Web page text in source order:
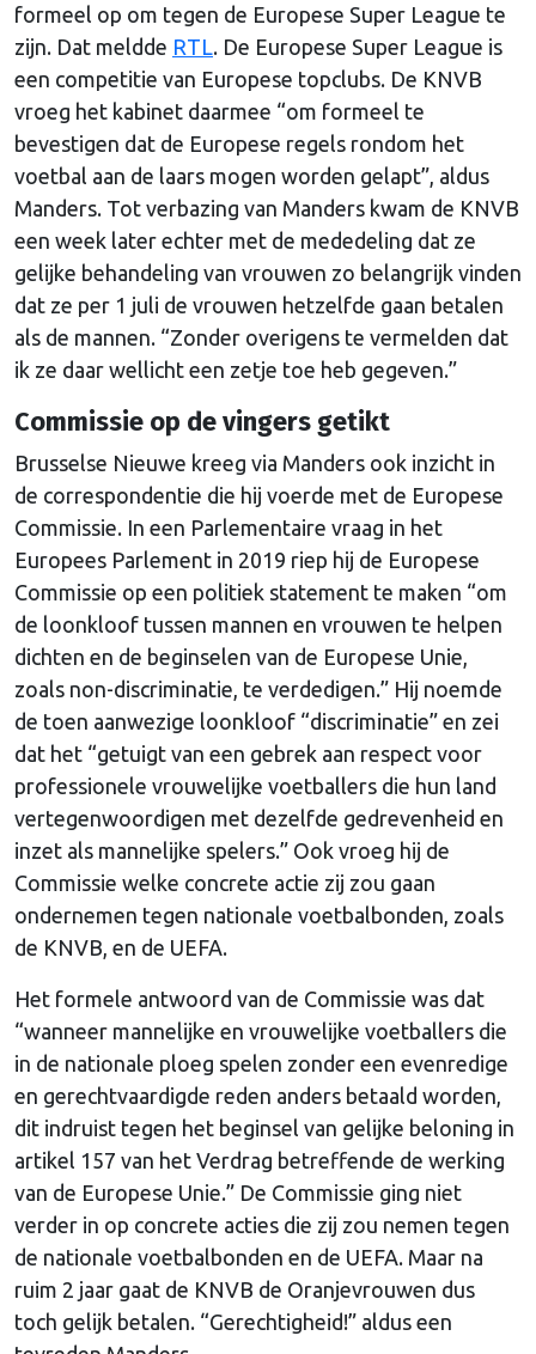
formeel op om tegen de Europese Super League te
zijn. Dat meldde RTL . De Europese Super League is
een competitie van Europese topclubs. De KNVB
vroeg het kabinet daarmee “om formeel te
bevestigen dat de Europese regels rondom het
voetbal aan de laars mogen worden gelapt”, aldus
Manders. Tot verbazing van Manders kwam de KNVB
een week later echter met de mededeling dat ze
gelijke behandeling van vrouwen zo belangrijk vinden
dat ze per 1 juli de vrouwen hetzelfde gaan betalen
als de mannen. “Zonder overigens te vermelden dat
ik ze daar wellicht een zetje toe heb gegeven.”
Commissie op de vingers getikt
Brusselse Nieuwe kreeg via Manders ook inzicht in
de correspondentie die hij voerde met de Europese
Commissie. In een Parlementaire vraag in het
Europees Parlement in 2019 riep hij de Europese
Commissie op een politiek statement te maken “om
de loonkloof tussen mannen en vrouwen te helpen
dichten en de beginselen van de Europese Unie,
zoals non-discriminatie, te verdedigen.” Hij noemde
de toen aanwezige loonkloof “discriminatie” en zei
dat het “getuigt van een gebrek aan respect voor
professionele vrouwelijke voetballers die hun land
vertegenwoordigen met dezelfde gedrevenheid en
inzet als mannelijke spelers.” Ook vroeg hij de
Commissie welke concrete actie zij zou gaan
ondernemen tegen nationale voetbalbonden, zoals
de KNVB, en de UEFA.
Het formele antwoord van de Commissie was dat
“wanneer mannelijke en vrouwelijke voetballers die
in de nationale ploeg spelen zonder een evenredige
en gerechtvaardigde reden anders betaald worden,
dit indruist tegen het beginsel van gelijke beloning in
artikel 157 van het Verdrag betreffende de werking
van de Europese Unie.” De Commissie ging niet
verder in op concrete acties die zij zou nemen tegen
de nationale voetbalbonden en de UEFA. Maar na
ruim 2 jaar gaat de KNVB de Oranjevrouwen dus
toch gelijk betalen. “Gerechtigheid!” aldus een